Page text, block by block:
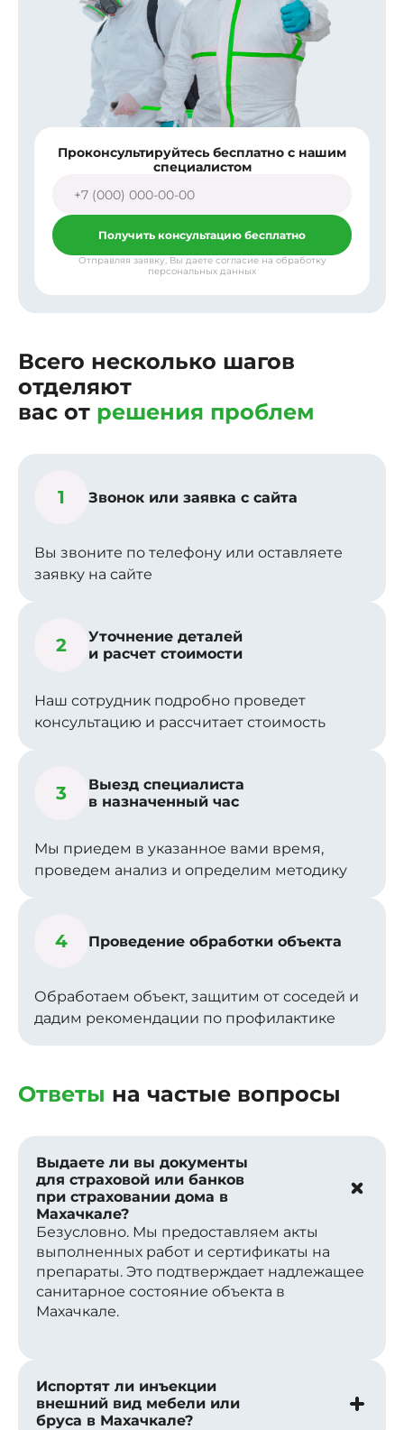
Проконсультируйтесь бесплатно с нашим
специалистом
Получить консультацию бесплатно
Отправляя заявку, Вы даете согласие на обработку
персональных данных
Всего несколько шагов
отделяют
вас от решения проблем
1 Звонок или заявка с сайта
Вы звоните по телефону или оставляете
заявку на сайте
2
Уточнение деталей
и расчет стоимости
Наш сотрудник подробно проведет
консультацию и рассчитает стоимость
3
Выезд специалиста
в назначенный час
Мы приедем в указанное вами время,
проведем анализ и определим методику
4 Проведение обработки объекта
Обработаем объект, защитим от соседей и
дадим рекомендации по профилактике
Ответы на частые вопросы
Выдаете ли вы документы
для страховой или банков
при страховании дома в
Махачкале?
Безусловно. Мы предоставляем акты
выполненных работ и сертификаты на
препараты. Это подтверждает надлежащее
санитарное состояние объекта в
Махачкале.
Испортят ли инъекции
внешний вид мебели или
бруса в Махачкале?